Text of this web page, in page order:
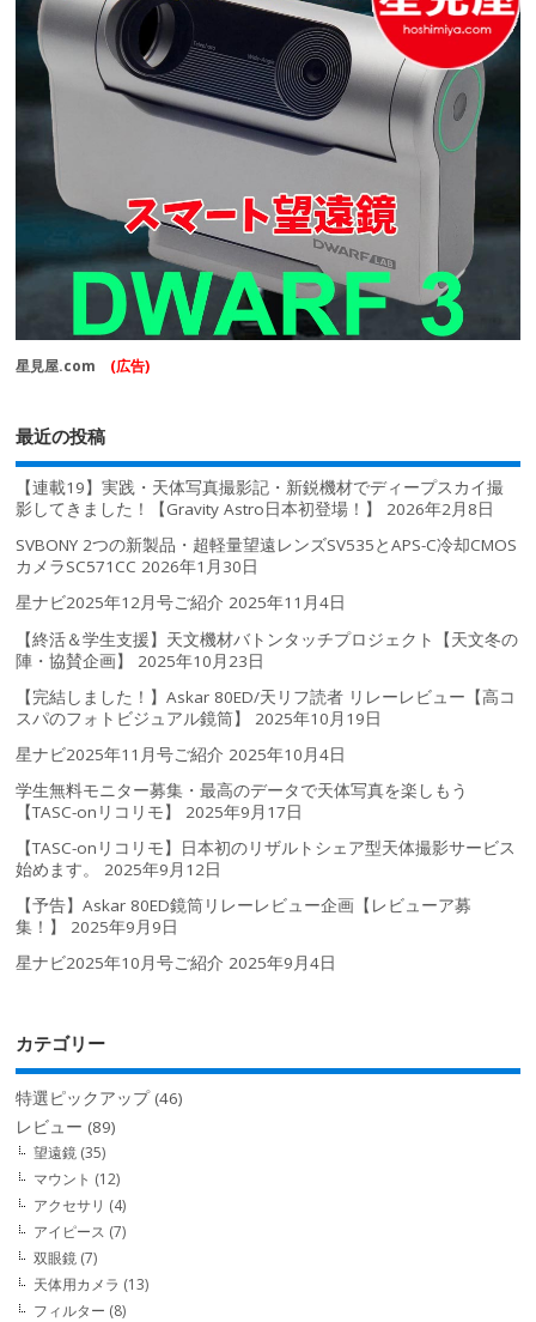
星見屋.com (広告)
最近の投稿
【連載19】実践・天体写真撮影記・新鋭機材でディープスカイ撮
影してきました！【Gravity Astro日本初登場！】
2026年2月8日
SVBONY 2つの新製品・超軽量望遠レンズSV535とAPS-C冷却CMOS
カメラSC571CC 2026年1月30日
星ナビ2025年12月号ご紹介 2025年11月4日
【終活＆学生支援】天文機材バトンタッチプロジェクト【天文冬の
陣・協賛企画】
2025年10月23日
【完結しました！】Askar 80ED/天リフ読者 リレーレビュー【高コ
スパのフォトビジュアル鏡筒】
2025年10月19日
星ナビ2025年11月号ご紹介 2025年10月4日
学生無料モニター募集・最高のデータで天体写真を楽しもう
【TASC-onリコリモ】
2025年9月17日
【TASC-onリコリモ】日本初のリザルトシェア型天体撮影サービス
始めます。
2025年9月12日
【予告】Askar 80ED鏡筒リレーレビュー企画【レビューア募
集！】
2025年9月9日
星ナビ2025年10月号ご紹介 2025年9月4日
カテゴリー
特選ピックアップ(46)
レビュー (89)
望遠鏡 (35)
マウント (12)
アクセサリ (4)
アイピース (7)
双眼鏡 (7)
天体用カメラ (13)
フィルター (8)